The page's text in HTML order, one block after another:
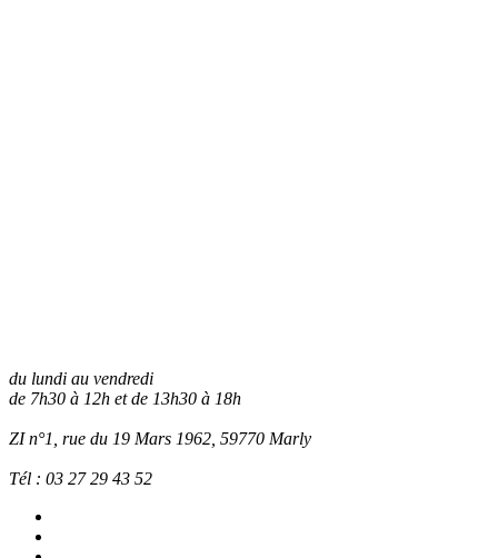
du lundi au vendredi
de 7h30 à 12h et de 13h30 à 18h
ZI n°1, rue du 19 Mars 1962, 59770 Marly
Tél : 03 27 29 43 52